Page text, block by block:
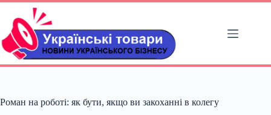
Перейти
вмісту
Роман на роботі: як бути, якщо ви закоханні в колегу